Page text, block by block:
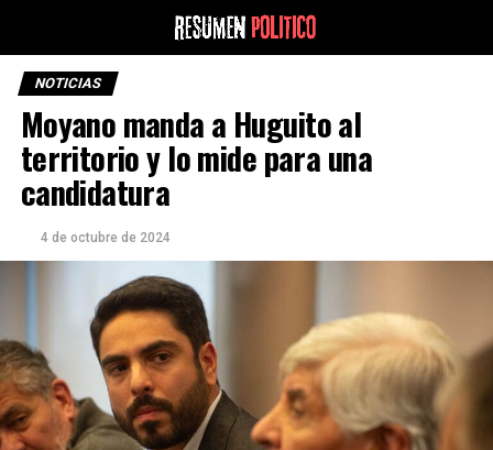
NOTICIAS
Moyano manda a Huguito al
territorio y lo mide para una
candidatura
4 de octubre de 2024